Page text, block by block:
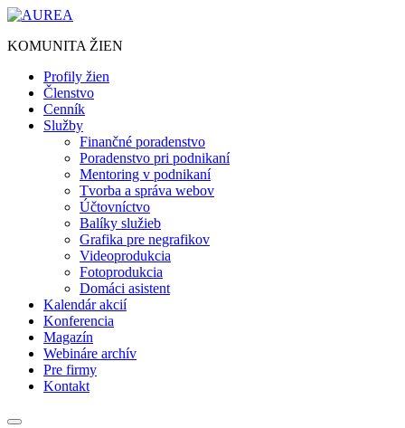
Preskočiť
obsah
KOMUNITA ŽIEN
Profily žien
Členstvo
Cenník
Služby
Finančné poradenstvo
Poradenstvo pri podnikaní
Mentoring v podnikaní
Tvorba a správa webov
Účtovníctvo
Balíky služieb
Grafika pre negrafikov
Videoprodukcia
Fotoprodukcia
Domáci asistent
Kalendár akcií
Konferencia
Magazín
Webináre archív
Pre firmy
Kontakt